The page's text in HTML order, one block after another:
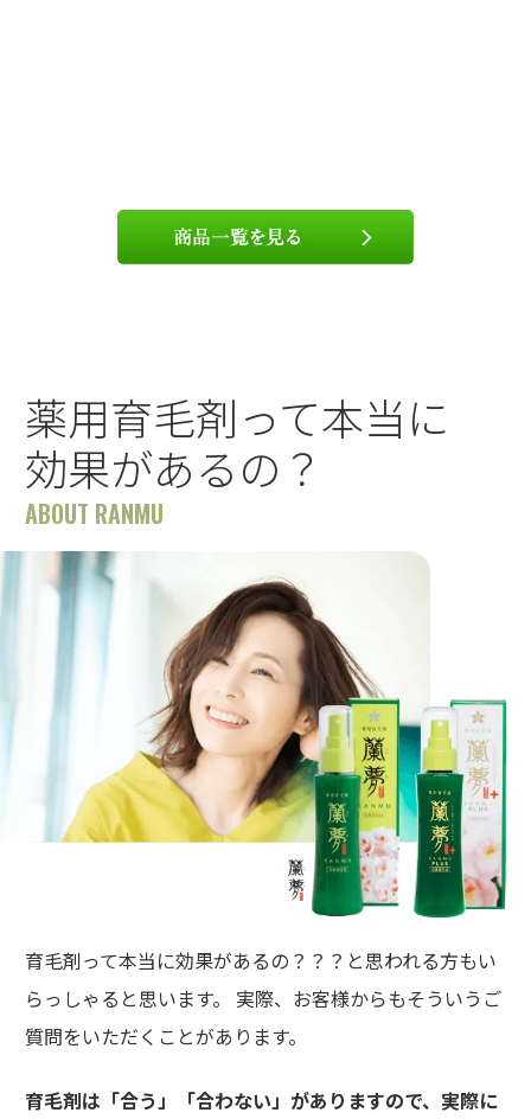
薬用育毛剤って本当に
効果があるの？
ABOUT RANMU
育毛剤って本当に効果があるの？？？と思われる方もい
らっしゃると思います。 実際、お客様からもそういうご
質問をいただくことがあります。
育毛剤は「合う」「合わない」がありますので、実際に